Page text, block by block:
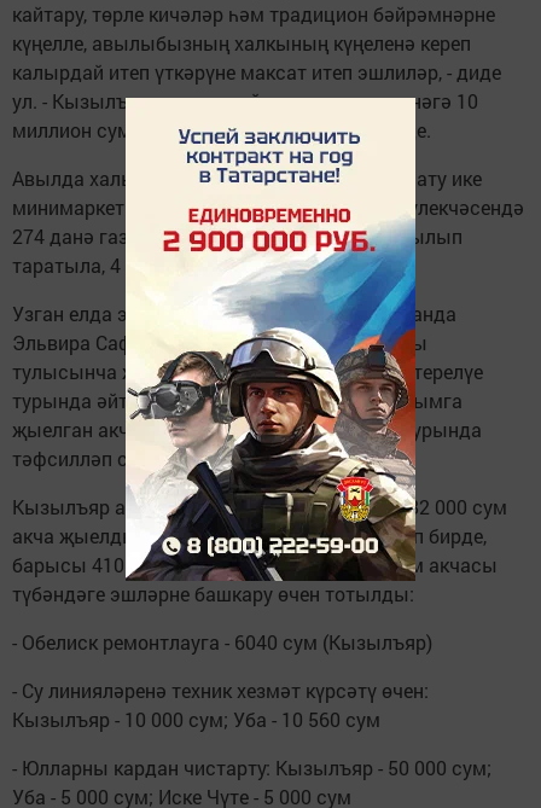
кайтару, төрле кичәләр һәм традицион бәйрәмнәрне
күңелле, авылыбызның халкының күңеленә кереп
калырдай итеп үткәрүне максат итеп эшлиләр, - диде
ул. - Кызылъяр мәдәният йортына, китапханәгә 10
миллион сумлык капиталь ремонт үткәрелде.
Авылда халыкка хезмәт күрсәтүче ваклап сату ике
минимаркет эшләп тора. Почта элемтәсе бүлекчәсендә
274 данә газета-журналлар халыкка яздырылып
таратыла, 4 почтальон хезмәт күрсәтә.
Узган елда эшләнгән эшләрне барлап чыкканда
Эльвира Сафина, җир һәм милек салымнары
тулысынча җыелуы, үләт базы тәртипкә китерелүе
турында әйтеп узды. Ул шулай ук үзара салымга
җыелган акчаны нинди эшләргә тотылуы турында
тәфсилләп сөйләде.
Кызылъяр авыл жирлеге буенча халыктан 82 000 сум
акча җыелды, 330 000 сум республика өстәп бирде,
барысы 410 000 акча җыелды. Узара салым акчасы
түбәндәге эшләрне башкару өчен тотылды:
- Обелиск ремонтлауга - 6040 сум (Кызылъяр)
- Су линияләренә техник хезмәт күрсәтү өчен:
Кызылъяр - 10 000 сум; Уба - 10 560 сум
- Юлларны кардан чистарту: Кызылъяр - 50 000 сум;
Уба - 5 000 сум; Иске Чүте - 5 000 сум